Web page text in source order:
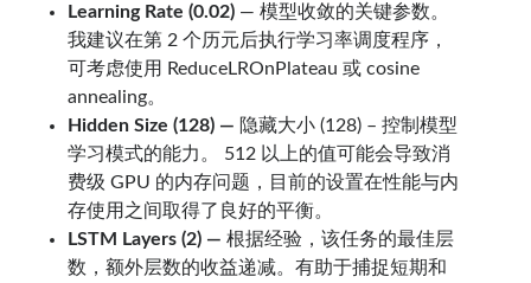
Learning Rate (0.02) — 模型收敛的关键参数。
我建议在第 2 个历元后执行学习率调度程序，
可考虑使用 ReduceLROnPlateau 或 cosine
annealing。
Hidden Size (128) — 隐藏大小 (128) – 控制模型
学习模式的能力。 512 以上的值可能会导致消
费级 GPU 的内存问题，目前的设置在性能与内
存使用之间取得了良好的平衡。
LSTM Layers (2) —根据经验，该任务的最佳层
数，额外层数的收益递减。有助于捕捉短期和